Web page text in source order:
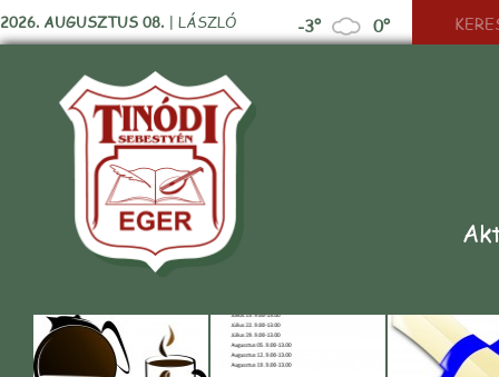
2026. AUGUSZTUS 08. | LÁSZLÓ -3° 0°